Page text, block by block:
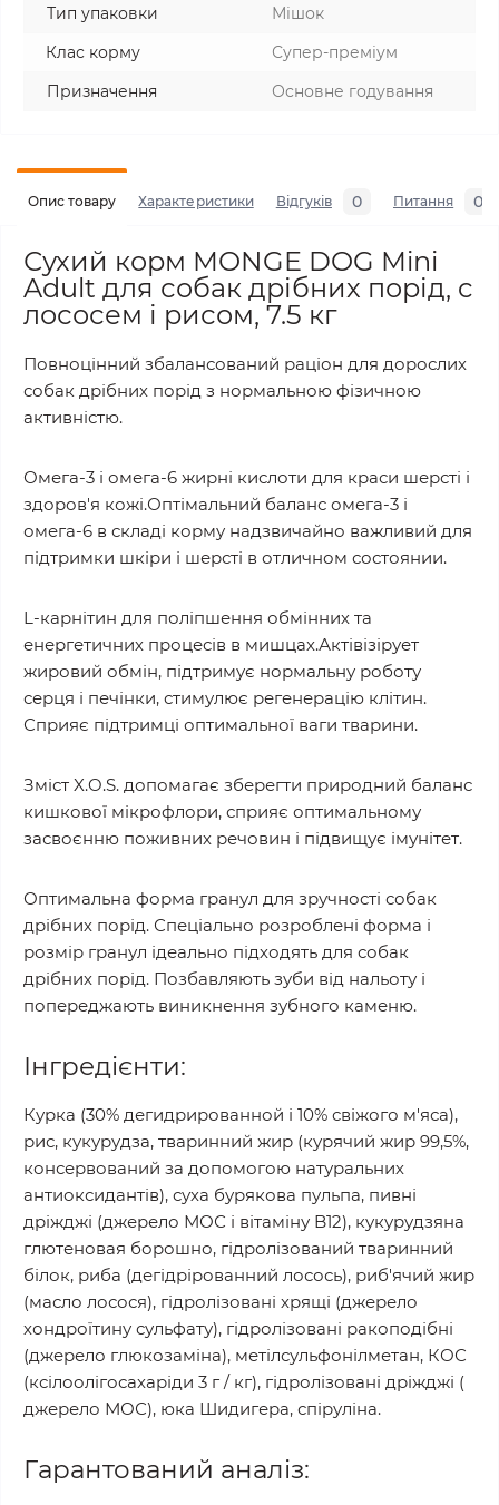
Тип упаковки
Мішок
Клас корму
Супер-преміум
Призначення
Основне годування
Опис товару Характеристики Відгуків 0 Питання 0
Сухий корм MONGE DOG Mini
Adult для собак дрібних порід, c
лососем і рисом, 7.5 кг
Повноцінний збалансований раціон для дорослих
собак дрібних порід з нормальною фізичною
активністю.
Омега-3 і омега-6 жирні кислоти для краси шерсті і
здоров'я кожі.Оптімальний баланс омега-3 і
омега-6 в складі корму надзвичайно важливий для
підтримки шкіри і шерсті в отличном состоянии.
L-карнітин для поліпшення обмінних та
енергетичних процесів в мишцах.Актівізірует
жировий обмін, підтримує нормальну роботу
серця і печінки, стимулює регенерацію клітин.
Сприяє підтримці оптимальної ваги тварини.
Зміст X.O.S. допомагає зберегти природний баланс
кишкової мікрофлори, сприяє оптимальному
засвоєнню поживних речовин і підвищує імунітет.
Оптимальна форма гранул для зручності собак
дрібних порід. Спеціально розроблені форма і
розмір гранул ідеально підходять для собак
дрібних порід. Позбавляють зуби від нальоту і
попереджають виникнення зубного каменю.
Інгредієнти:
Курка (30% дегидрированной і 10% свіжого м'яса),
рис, кукурудза, тваринний жир (курячий жир 99,5%,
консервований за допомогою натуральних
антиоксидантів), суха бурякова пульпа, пивні
дріжджі (джерело МОС і вітаміну B12), кукурудзяна
глютеновая борошно, гідролізований тваринний
білок, риба (дегідрірованний лосось), риб'ячий жир
(масло лосося), гідролізовані хрящі (джерело
хондроїтину сульфату), гідролізовані ракоподібні
(джерело глюкозаміна), метілсульфонілметан, КОС
(ксілоолігосахаріди 3 г / кг), гідролізовані дріжджі (
джерело МОС), юка Шидигера, спіруліна.
Гарантований аналіз: